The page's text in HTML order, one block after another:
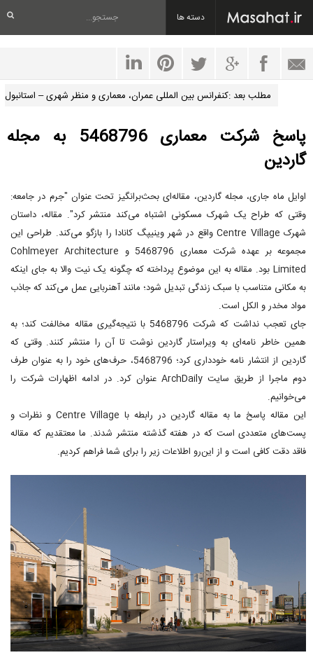
دسته ها
مطلب بعد :کنفرانس بین المللی عمران، معماری و منظر شهری – استانبول
پاسخ شرکت معماری 5468796 به مجله
گاردین
اوایل ماه جاری، مجله گاردین، مقاله‌ای بحث‌برانگیز تحت عنوان "جرم در جامعه:
وقتی که طراح یک شهرک مسکونی اشتباه می‌کند منتشر کرد". مقاله، داستان
شهرک Centre Village واقع در شهر وینیپگ کانادا را بازگو می‌کند. طراحی این
مجموعه بر عهده شرکت معماری 5468796 و Cohlmeyer Architecture
Limited بود. مقاله به این موضوع پرداخته که چگونه یک نیت والا به جای اینکه
به مکانی متناسب با سبک زندگی تبدیل شود؛ مانند آهنربایی عمل می‌کند که جاذب
مواد مخدر و الکل است.
جای تعجب نداشت که شرکت 5468796 با نتیجه‌گیری مقاله مخالفت کند؛ به
همین خاطر نامه‌ای به ویراستار گاردین نوشت تا آن را منتشر کنند. وقتی که
گاردین از انتشار نامه خودداری کرد؛ 5468796، حرف‌های خود را به عنوان طرف
دوم ماجرا از طریق سایت ArchDaily عنوان کرد. در ادامه اظهارات شرکت را
می‌خوانیم.
این مقاله پاسخ ما به مقاله گاردین در رابطه با Centre Village و نظرات و
پست‌های متعددی است که در هفته گذشته منتشر شدند. ما معتقدیم که مقاله
فاقد دقت کافی است و از این‌رو اطلاعات زیر را برای شما فراهم کردیم.